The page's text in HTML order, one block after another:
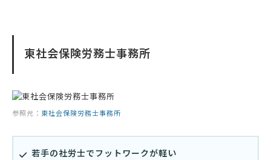
東社会保険労務士事務所
参照元： 東社会保険労務士事務所
若手の社労士でフットワークが軽い